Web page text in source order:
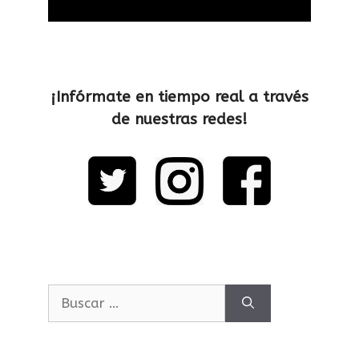
¡Infórmate en tiempo real a través
de nuestras redes!